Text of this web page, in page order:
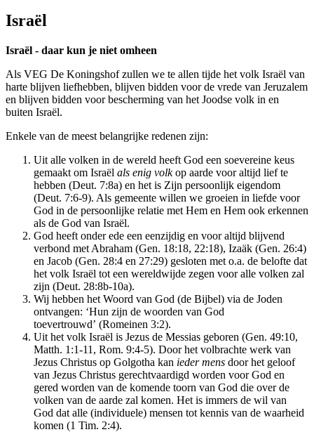
Israël
Israël - daar kun je niet omheen
Als VEG De Koningshof zullen we te allen tijde het volk Israël van
harte blijven liefhebben, blijven bidden voor de vrede van Jeruzalem
en blijven bidden voor bescherming van het Joodse volk in en
buiten Israël.
Enkele van de meest belangrijke redenen zijn:
Uit alle volken in de wereld heeft God een soevereine keus
gemaakt om Israël als enig volkop aarde voor altijd lief te
hebben (Deut. 7:8a) en het is Zijn persoonlijk eigendom
(Deut. 7:6-9). Als gemeente willen we groeien in liefde voor
God in de persoonlijke relatie met Hem en Hem ook erkennen
als de God van Israël.
God heeft onder ede een eenzijdig en voor altijd blijvend
verbond met Abraham (Gen. 18:18, 22:18), Izaäk (Gen. 26:4)
en Jacob (Gen. 28:4 en 27:29) gesloten met o.a. de belofte dat
het volk Israël tot een wereldwijde zegen voor alle volken zal
zijn (Deut. 28:8b-10a).
Wij hebben het Woord van God (de Bijbel) via de Joden
ontvangen: ‘Hun zijn de woorden van God
toevertrouwd’ (Romeinen 3:2).
Uit het volk Israël is Jezus de Messias geboren (Gen. 49:10,
Matth. 1:1-11, Rom. 9:4-5). Door het volbrachte werk van
Jezus Christus op Golgotha kan ieder mens door het geloof
van Jezus Christus gerechtvaardigd worden voor God en
gered worden van de komende toorn van God die over de
volken van de aarde zal komen. Het is immers de wil van
God dat alle (individuele) mensen tot kennis van de waarheid
komen (1 Tim. 2:4).